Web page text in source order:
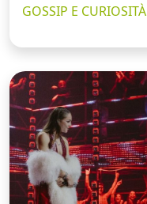
GOSSIP E CURIOSITÀ